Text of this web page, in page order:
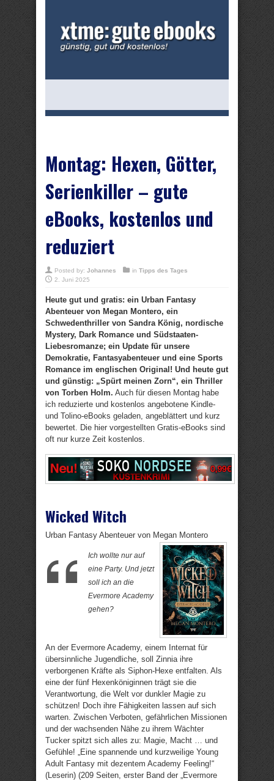
Montag: Hexen, Götter,
Serienkiller – gute
eBooks, kostenlos und
reduziert
Posted by: Johannes in Tipps des Tages
2. Juni 2025
Heute gut und gratis: ein Urban Fantasy
Abenteuer von Megan Montero, ein
Schwedenthriller von Sandra König, nordische
Mystery, Dark Romance und Südstaaten-
Liebesromanze; ein Update für unsere
Demokratie, Fantasyabenteuer und eine Sports
Romance im englischen Original! Und heute gut
und günstig: „Spürt meinen Zorn“, ein Thriller
von Torben Holm. Auch für diesen Montag habe
ich reduzierte und kostenlos angebotene Kindle-
und Tolino-eBooks geladen, angeblättert und kurz
bewertet. Die hier vorgestellten Gratis-eBooks sind
oft nur kurze Zeit kostenlos.
Wicked Witch
Urban Fantasy Abenteuer von Megan Montero
Ich wollte nur auf
eine Party. Und jetzt
soll ich an die
Evermore Academy
gehen?
An der Evermore Academy, einem Internat für
übersinnliche Jugendliche, soll Zinnia ihre
verborgenen Kräfte als Siphon-Hexe entfalten. Als
eine der fünf Hexenköniginnen trägt sie die
Verantwortung, die Welt vor dunkler Magie zu
schützen! Doch ihre Fähigkeiten lassen auf sich
warten. Zwischen Verboten, gefährlichen Missionen
und der wachsenden Nähe zu ihrem Wächter
Tucker spitzt sich alles zu: Magie, Macht … und
Gefühle! „Eine spannende und kurzweilige Young
Adult Fantasy mit dezentem Academy Feeling!“
(Leserin) (209 Seiten, erster Band der „Evermore